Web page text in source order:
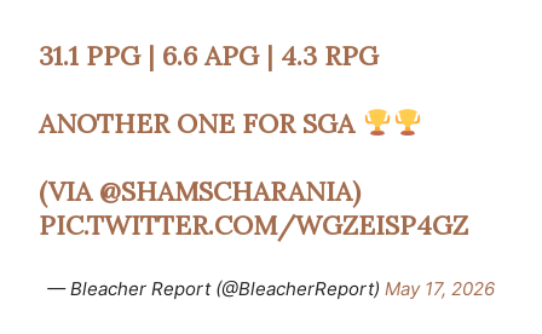
31.1 PPG | 6.6 APG | 4.3 RPG
ANOTHER ONE FOR SGA
(VIA @SHAMSCHARANIA)
PIC.TWITTER.COM/WGZEISP4GZ
— Bleacher Report (@BleacherReport) May 17, 2026